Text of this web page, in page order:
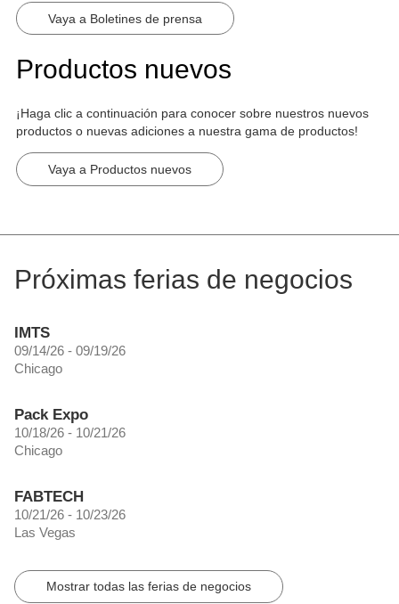
Vaya a Boletines de prensa
Productos nuevos
¡Haga clic a continuación para conocer sobre nuestros nuevos
productos o nuevas adiciones a nuestra gama de productos!
Vaya a Productos nuevos
Próximas ferias de negocios
IMTS
09/14/26 - 09/19/26
Chicago
Pack Expo
10/18/26 - 10/21/26
Chicago
FABTECH
10/21/26 - 10/23/26
Las Vegas
Mostrar todas las ferias de negocios